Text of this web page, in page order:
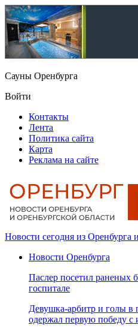
Сауны Оренбурга
Войти
Контакты
Лента
Политика сайта
Карта
Реклама на сайте
Новости сегодня из Оренбурга
Новости Оренбурга
Паслер посетил раненых
госпитале
Девушка-арбитр и голы в
одержал первую победу с